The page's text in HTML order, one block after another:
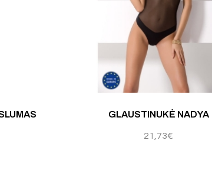
GLAUSTINUKĖ NADYA
21,73€